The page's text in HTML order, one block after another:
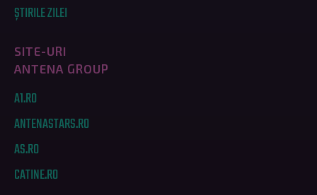
ȘTIRILE ZILEI
SITE-URI
ANTENA GROUP
A1.RO
ANTENASTARS.RO
AS.RO
CATINE.RO